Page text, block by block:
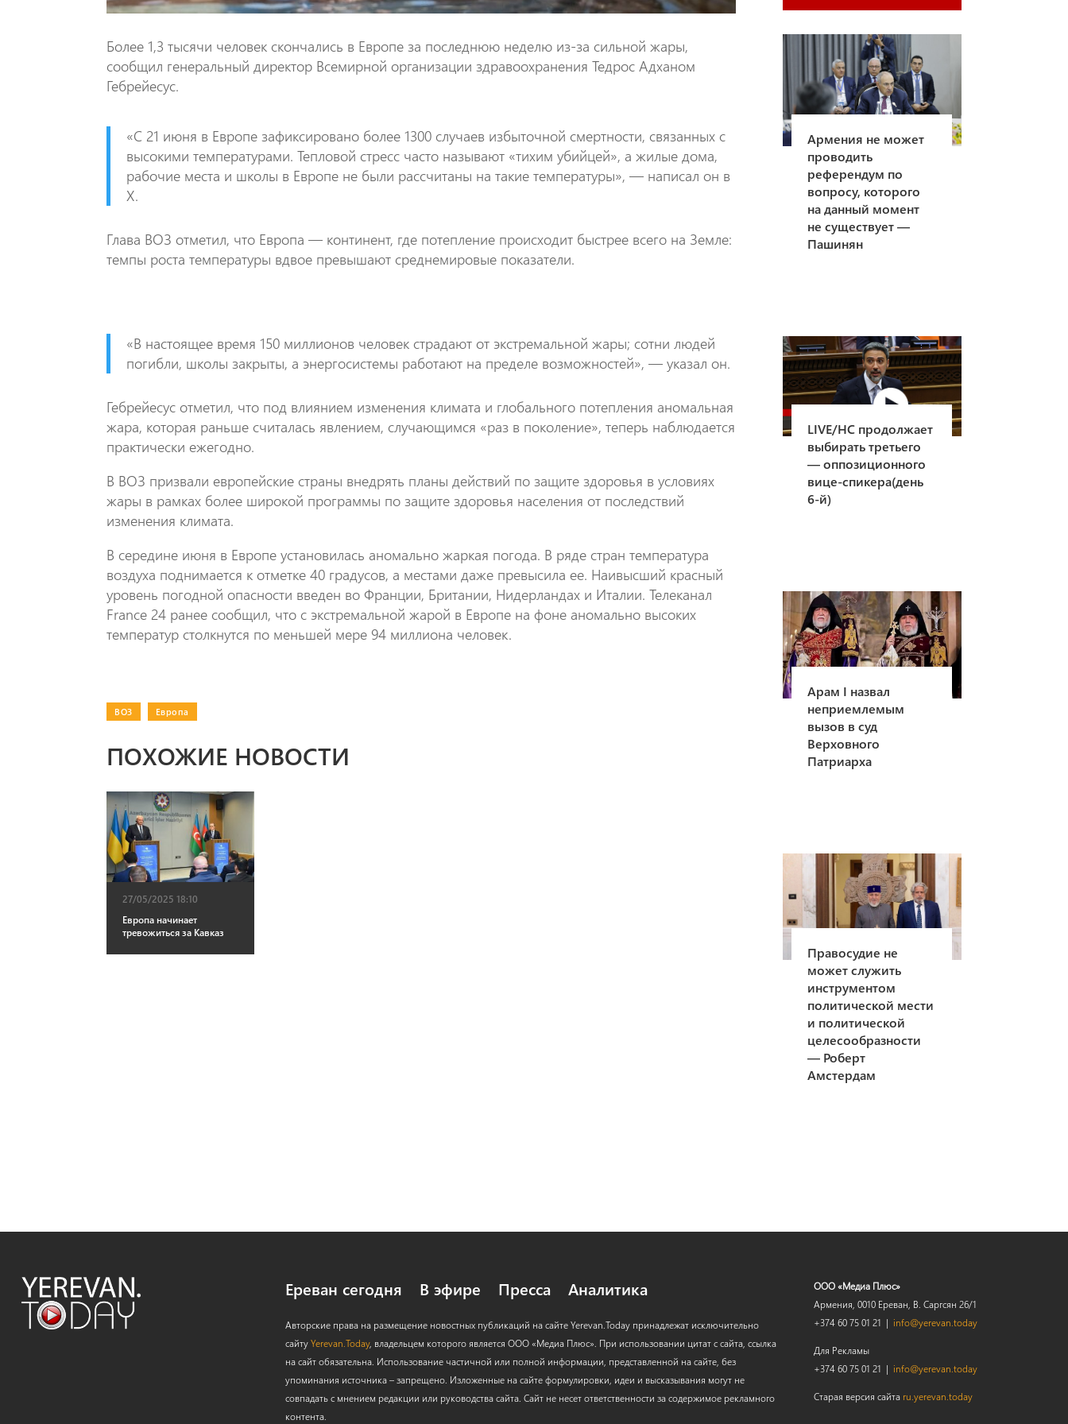
Более 1,3 тысячи человек скончались в Европе за последнюю неделю из-за сильной жары,
сообщил генеральный директор Всемирной организации здравоохранения Тедрос Адханом
Гебрейесус.
«С 21 июня в Европе зафиксировано более 1300 случаев избыточной смертности, связанных с
высокими температурами. Тепловой стресс часто называют «тихим убийцей», а жилые дома,
рабочие места и школы в Европе не были рассчитаны на такие температуры», — написал он в
Х.
Глава ВОЗ отметил, что Европа — континент, где потепление происходит быстрее всего на Земле:
темпы роста температуры вдвое превышают среднемировые показатели.
«В настоящее время 150 миллионов человек страдают от экстремальной жары; сотни людей
погибли, школы закрыты, а энергосистемы работают на пределе возможностей», — указал он.
Гебрейесус отметил, что под влиянием изменения климата и глобального потепления аномальная
жара, которая раньше считалась явлением, случающимся «раз в поколение», теперь наблюдается
практически ежегодно.
В ВОЗ призвали европейские страны внедрять планы действий по защите здоровья в условиях
жары в рамках более широкой программы по защите здоровья населения от последствий
изменения климата.
В середине июня в Европе установилась аномально жаркая погода. В ряде стран температура
воздуха поднимается к отметке 40 градусов, а местами даже превысила ее. Наивысший красный
уровень погодной опасности введен во Франции, Британии, Нидерландах и Италии. Телеканал
France 24 ранее сообщил, что с экстремальной жарой в Европе на фоне аномально высоких
температур столкнутся по меньшей мере 94 миллиона человек.
ВОЗ Европа
ПОХОЖИЕ НОВОСТИ
27/05/2025 18:10
Европа начинает
тревожиться за Кавказ
Армения не может
проводить
референдум по
вопросу, которого
на данный момент
не существует —
Пашинян
LIVE/НС продолжает
выбирать третьего
— оппозиционного
вице-спикера(день
6-й)
Арам I назвал
неприемлемым
вызов в суд
Верховного
Патриарха
Правосудие не
может служить
инструментом
политической мести
и политической
целесообразности
— Роберт
Амстердам
Ереван сегодня В эфире Пресса Аналитика
Авторские права на размещение новостных публикаций на сайте Yerevan.Today принадлежат исключительно
сайтуYerevan.Today, владельцем которого является ООО «Медиа Плюс». При использовании цитат с сайта, ссылка
на сайт обязательна. Использование частичной или полной информации, представленной на сайте, без
упоминания источника – запрещено. Изложенные на сайте формулировки, идеи и высказывания могут не
совпадать с мнением редакции или руководства сайта. Сайт не несет ответственности за содержимое рекламного
контента.
ООО «Медиа Плюс»
Армения, 0010 Ереван, В. Саргсян 26/1
+374 60 75 01 21 | info@yerevan.today
Для Рекламы
+374 60 75 01 21 | info@yerevan.today
Старая версия сайта ru.yerevan.today